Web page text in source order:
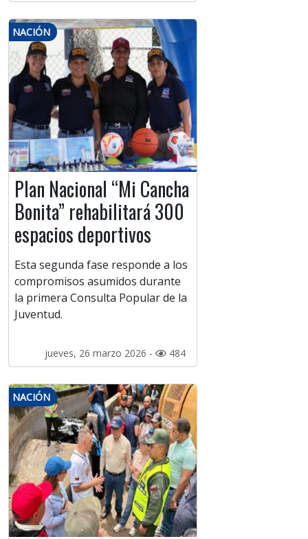
NACIÓN
Plan Nacional “Mi Cancha
Bonita” rehabilitará 300
espacios deportivos
Esta segunda fase responde a los
compromisos asumidos durante
la primera Consulta Popular de la
Juventud.
jueves, 26 marzo 2026 - 484
NACIÓN